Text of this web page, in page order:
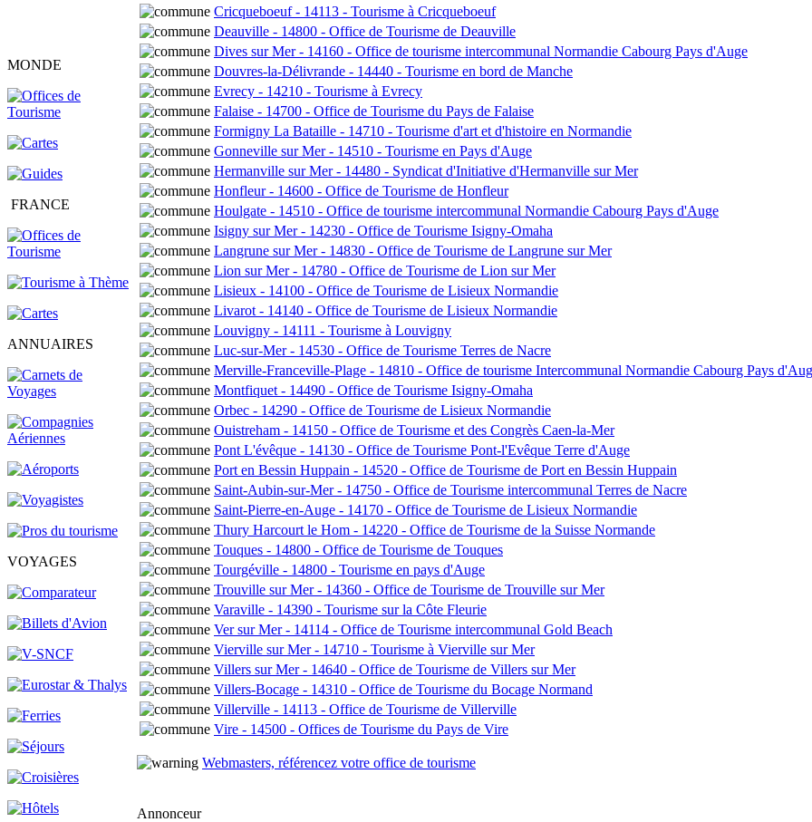
MONDE
FRANCE
ANNUAIRES
VOYAGES
Cricqueboeuf - 14113 - Tourisme à Cricqueboeuf
Deauville - 14800 - Office de Tourisme de Deauville
Dives sur Mer - 14160 - Office de tourisme intercommunal Normandie Cabourg Pays d'Auge
Douvres-la-Délivrande - 14440 - Tourisme en bord de Manche
Evrecy - 14210 - Tourisme à Evrecy
Falaise - 14700 - Office de Tourisme du Pays de Falaise
Formigny La Bataille - 14710 - Tourisme d'art et d'histoire en Normandie
Gonneville sur Mer - 14510 - Tourisme en Pays d'Auge
Hermanville sur Mer - 14480 - Syndicat d'Initiative d'Hermanville sur Mer
Honfleur - 14600 - Office de Tourisme de Honfleur
Houlgate - 14510 - Office de tourisme intercommunal Normandie Cabourg Pays d'Auge
Isigny sur Mer - 14230 - Office de Tourisme Isigny-Omaha
Langrune sur Mer - 14830 - Office de Tourisme de Langrune sur Mer
Lion sur Mer - 14780 - Office de Tourisme de Lion sur Mer
Lisieux - 14100 - Office de Tourisme de Lisieux Normandie
Livarot - 14140 - Office de Tourisme de Lisieux Normandie
Louvigny - 14111 - Tourisme à Louvigny
Luc-sur-Mer - 14530 - Office de Tourisme Terres de Nacre
Merville-Franceville-Plage - 14810 - Office de tourisme Intercommunal Normandie Cabourg Pays
Montfiquet - 14490 - Office de Tourisme Isigny-Omaha
Orbec - 14290 - Office de Tourisme de Lisieux Normandie
Ouistreham - 14150 - Office de Tourisme et des Congrès Caen-la-Mer
Pont L'évêque - 14130 - Office de Tourisme Pont-l'Evêque Terre d'Auge
Port en Bessin Huppain - 14520 - Office de Tourisme de Port en Bessin Huppain
Saint-Aubin-sur-Mer - 14750 - Office de Tourisme intercommunal Terres de Nacre
Saint-Pierre-en-Auge - 14170 - Office de Tourisme de Lisieux Normandie
Thury Harcourt le Hom - 14220 - Office de Tourisme de la Suisse Normande
Touques - 14800 - Office de Tourisme de Touques
Tourgéville - 14800 - Tourisme en pays d'Auge
Trouville sur Mer - 14360 - Office de Tourisme de Trouville sur Mer
Varaville - 14390 - Tourisme sur la Côte Fleurie
Ver sur Mer - 14114 - Office de Tourisme intercommunal Gold Beach
Vierville sur Mer - 14710 - Tourisme à Vierville sur Mer
Villers sur Mer - 14640 - Office de Tourisme de Villers sur Mer
Villers-Bocage - 14310 - Office de Tourisme du Bocage Normand
Villerville - 14113 - Office de Tourisme de Villerville
Vire - 14500 - Offices de Tourisme du Pays de Vire
Webmasters, référencez votre office de tourisme
Annonceur